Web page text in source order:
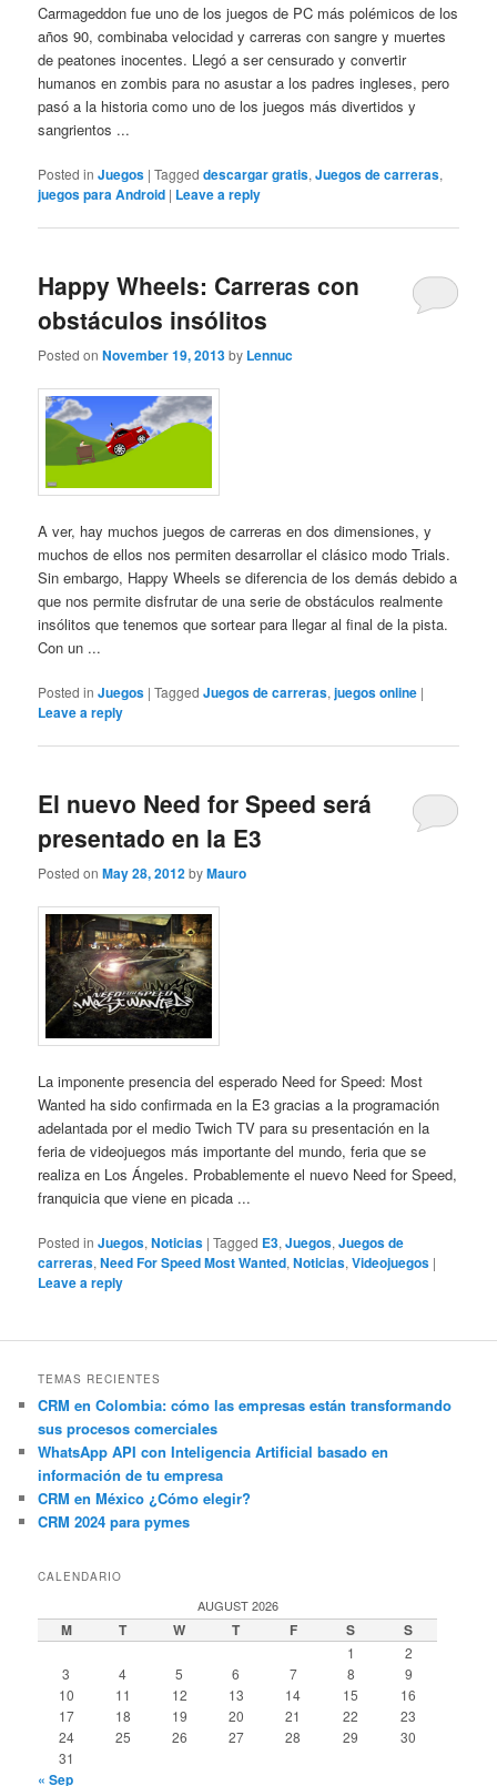
Carmageddon fue uno de los juegos de PC más polémicos de los
años 90, combinaba velocidad y carreras con sangre y muertes
de peatones inocentes. Llegó a ser censurado y convertir
humanos en zombis para no asustar a los padres ingleses, pero
pasó a la historia como uno de los juegos más divertidos y
sangrientos ...
Posted in Juegos |Tagged descargar gratis,Juegos de carreras,
juegos para Android | Leave a reply
Happy Wheels: Carreras con
obstáculos insólitos
Posted onNovember 19, 2013by Lennuc
A ver, hay muchos juegos de carreras en dos dimensiones, y
muchos de ellos nos permiten desarrollar el clásico modo Trials.
Sin embargo, Happy Wheels se diferencia de los demás debido a
que nos permite disfrutar de una serie de obstáculos realmente
insólitos que tenemos que sortear para llegar al final de la pista.
Con un ...
Posted in Juegos |Tagged Juegos de carreras,juegos online |
Leave a reply
El nuevo Need for Speed será
presentado en la E3
Posted onMay 28, 2012byMauro
La imponente presencia del esperado Need for Speed: Most
Wanted ha sido confirmada en la E3 gracias a la programación
adelantada por el medio Twich TV para su presentación en la
feria de videojuegos más importante del mundo, feria que se
realiza en Los Ángeles. Probablemente el nuevo Need for Speed,
franquicia que viene en picada ...
Posted in Juegos,Noticias |Tagged E3,Juegos,Juegos de
carreras,Need For Speed Most Wanted,Noticias,Videojuegos |
Leave a reply
TEMAS RECIENTES
CRM en Colombia: cómo las empresas están transformando
sus procesos comerciales
WhatsApp API con Inteligencia Artificial basado en
información de tu empresa
CRM en México ¿Cómo elegir?
CRM 2024 para pymes
CALENDARIO
AUGUST 2026
M T W T F S S
1
2
3
4 5 6 7 8
9
10
11 12 13 14 15
16
17
18 19 20 21 22
23
24
25 26 27 28 29
30
31
« Sep